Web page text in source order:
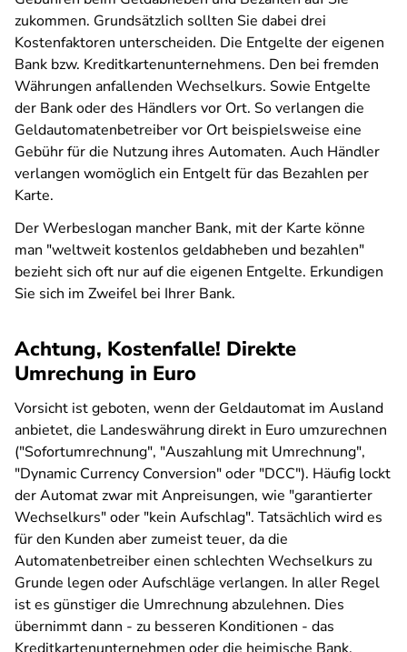
zukommen. Grundsätzlich sollten Sie dabei drei
Kostenfaktoren unterscheiden. Die Entgelte der eigenen
Bank bzw. Kreditkartenunternehmens. Den bei fremden
Währungen anfallenden Wechselkurs. Sowie Entgelte
der Bank oder des Händlers vor Ort. So verlangen die
Geldautomatenbetreiber vor Ort beispielsweise eine
Gebühr für die Nutzung ihres Automaten. Auch Händler
verlangen womöglich ein Entgelt für das Bezahlen per
Karte.
Der Werbeslogan mancher Bank, mit der Karte könne
man "weltweit kostenlos geldabheben und bezahlen"
bezieht sich oft nur auf die eigenen Entgelte. Erkundigen
Sie sich im Zweifel bei Ihrer Bank.
Achtung, Kostenfalle! Direkte
Umrechung in Euro
Vorsicht ist geboten, wenn der Geldautomat im Ausland
anbietet, die Landeswährung direkt in Euro umzurechnen
("Sofortumrechnung", "Auszahlung mit Umrechnung",
"Dynamic Currency Conversion" oder "DCC"). Häufig lockt
der Automat zwar mit Anpreisungen, wie "garantierter
Wechselkurs" oder "kein Aufschlag". Tatsächlich wird es
für den Kunden aber zumeist teuer, da die
Automatenbetreiber einen schlechten Wechselkurs zu
Grunde legen oder Aufschläge verlangen. In aller Regel
ist es günstiger die Umrechnung abzulehnen. Dies
übernimmt dann - zu besseren Konditionen - das